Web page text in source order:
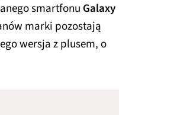
smartfonu Galaxy
marki pozostają
wersja z plusem, o